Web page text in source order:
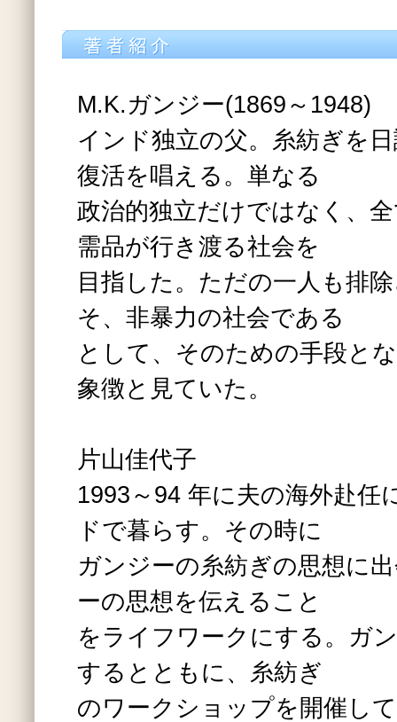
M.K.ガンジー(1869～1948)
インド独立の父。糸紡ぎを
復活を唱える。単なる
政治的独立だけではなく、
需品が行き渡る社会を
目指した。ただの一人も排
そ、非暴力の社会である
として、そのための手段と
象徴と見ていた。
片山佳代子
1993～94 年に夫の海外赴任
ドで暮らす。その時に
ガンジーの糸紡ぎの思想に
ーの思想を伝えること
をライフワークにする。ガ
するとともに、糸紡ぎ
のワークショップを開催し